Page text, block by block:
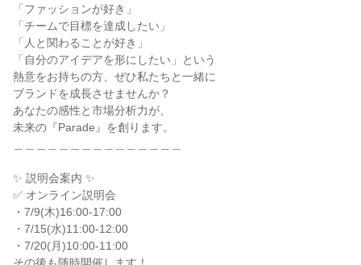
「ファッションが好き」
「チームで目標を達成したい」
「人と関わることが好き」
「自分のアイデアを形にしたい」という
熱意をお持ちの方、ぜひ私たちと一緒に
ブランドを成長させませんか？
あなたの感性と市場分析力が、
未来の『Parade』を創ります。
✨ 説明会案内 ✨
✅ オンライン説明会
・7/9(木)16:00-17:00
・7/15(水)11:00-12:00
・7/20(月)10:00-11:00